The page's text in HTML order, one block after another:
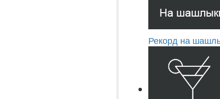
Рекорд на